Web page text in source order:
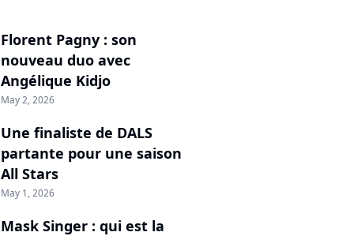
Florent Pagny : son
nouveau duo avec
Angélique Kidjo
May 2, 2026
Une finaliste de DALS
partante pour une saison
All Stars
May 1, 2026
Mask Singer : qui est la